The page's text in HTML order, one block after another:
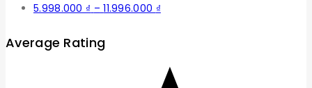
5.998.000 ₫ – 11.996.000 ₫Khoảng
đến
11.996.000 ₫
Average Rating